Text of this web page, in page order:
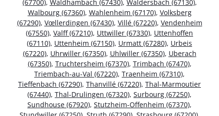
(67700), Waldhambach (67430), Waldersbach (67130),
Walbourg (67360), Wahlenheim (67170), Volksberg
(67290), Vœllerdingen (67430), Villé (67220), Vendenheim
(67550), Valff (67210), Uttwiller (67330), Uttenhoffen
(67110), Uttenheim (67150), Urmatt (67280), Urbeis
(67220), Uhrwiller (67350), Uhlwiller (67350), Uberach
(67350), Truchtersheim (67370), Trimbach (67470),
Triembach-au-Val (67220), Traenheim (67310),
Tieffenbach (67290), Thanvillé (67220), Thal-Marmoutier
(67440), Thal-Drulingen (67320), Surbourg (67250),
Sundhouse (67920), Stutzheim-Offenheim (67370),